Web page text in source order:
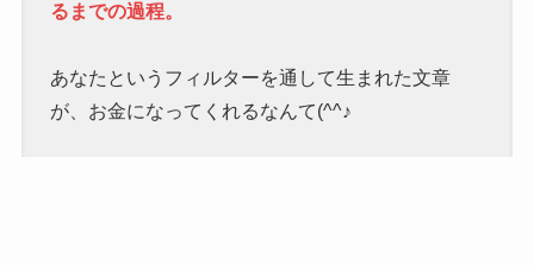
るまでの過程。
あなたというフィルターを通して生まれた文章
が、お金になってくれるなんて(^^♪